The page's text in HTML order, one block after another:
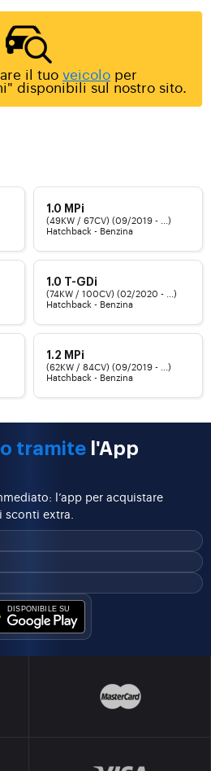
il tuo veicolo per
disponibili sul nostro sito.
1.0 MPi
(49KW / 67CV) (09/2019 - ...)
Hatchback - Benzina
1.0 T-GDi
(74KW / 100CV) (02/2020 - ...)
Hatchback - Benzina
1.2 MPi
(62KW / 84CV) (09/2019 - ...)
Hatchback - Benzina
tramite l'App
l’app per acquistare
extra.